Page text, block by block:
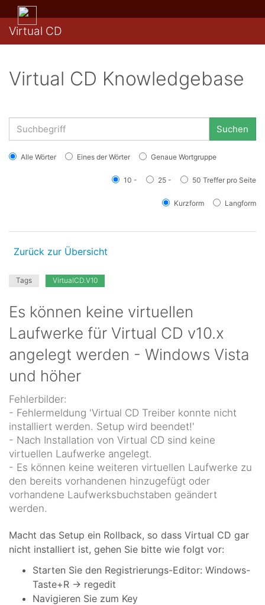
Virtual CD
Virtual CD Knowledgebase
Suchen
Alle Wörter Eines der Wörter Genaue Wortgruppe
10 - 25 - 50 Treffer pro Seite
Kurzform Langform
Zurück zur Übersicht
Tags VirtualCD.V10
Es können keine virtuellen
Laufwerke für Virtual CD v10.x
angelegt werden - Windows Vista
und höher
Fehlerbilder:
- Fehlermeldung 'Virtual CD Treiber konnte nicht
installiert werden. Setup wird beendet!'
- Nach Installation von Virtual CD sind keine
virtuellen Laufwerke angelegt.
- Es können keine weiteren virtuellen Laufwerke zu
den bereits vorhandenen hinzugefügt oder
vorhandene Laufwerksbuchstaben geändert
werden.
Macht das Setup ein Rollback, so dass Virtual CD gar
nicht installiert ist, gehen Sie bitte wie folgt vor:
Starten Sie den Registrierungs-Editor: Windows-
Taste+R -> regedit
Navigieren Sie zum Key